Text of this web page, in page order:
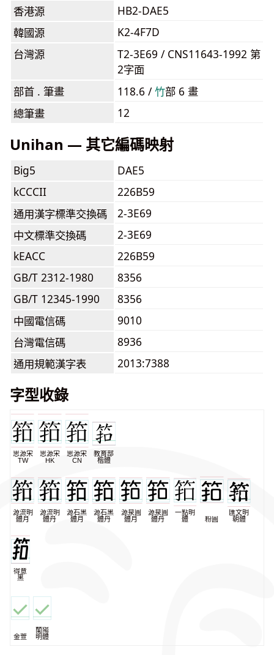
香港源
HB2-DAE5
韓國源
K2-4F7D
台灣源
T2-3E69 / CNS11643-1992 第
2字面
部首 . 筆畫
118.6 /⽵部 6 畫
總筆畫
12
Unihan — 其它編碼映射
Big5
DAE5
kCCCII
226B59
通用漢字標準交換碼
2-3E69
中文標準交換碼
2-3E69
kEACC
226B59
GB/T 2312-1980
8356
GB/T 12345-1990
8356
中國電信碼
9010
台灣電信碼
8936
通用規範漢字表
2013:7388
字型收錄
思源宋
TW
思源宋
HK
思源宋
CN
教育部
楷體
源流明
體月
源流明
體丹
源石黑
體月
源石黑
體丹
源泉圓
體月
源泉圓
體丹
一點明
體
粉圓
匯文明
朝體
得意
黑
金萱
蘭陽
明體